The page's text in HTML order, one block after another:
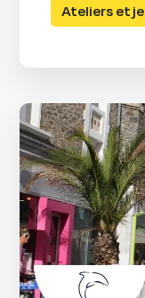
Ateliers et